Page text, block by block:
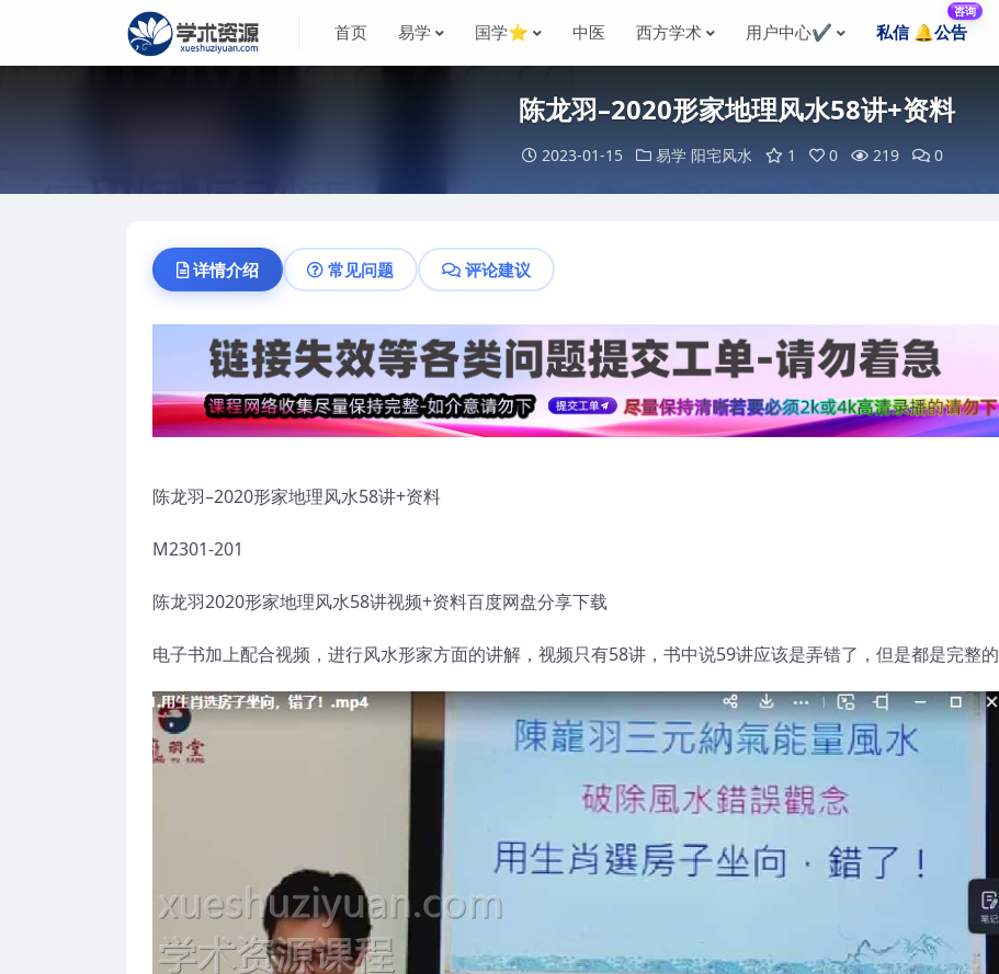
首页 易学 国学⭐ 中医 西方学术 用户中心✔️ 私信 🔔公告
咨询
陈龙羽–2020形家地理风水58讲+资料
2023-01-15 易学 阳宅风水 1 0 219 0
详情介绍 常见问题 评论建议
陈龙羽–2020形家地理风水58讲+资料
M2301-201
陈龙羽2020形家地理风水58讲视频+资料百度网盘分享下载
电子书加上配合视频，进行风水形家方面的讲解，视频只有58讲，书中说59讲应该是弄错了，但是都是完整的